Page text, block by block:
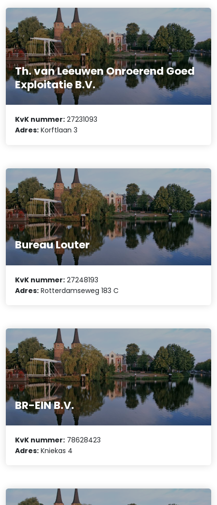
Th. van Leeuwen Onroerend Goed
Exploitatie B.V.
KvK nummer: 27231093
Adres: Korftlaan 3
Bureau Louter
KvK nummer: 27248193
Adres: Rotterdamseweg 183 C
BR-EIN B.V.
KvK nummer: 78628423
Adres: Kniekas 4